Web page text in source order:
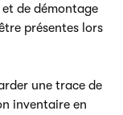
et de démontage
présentes lors
une trace de
inventaire en